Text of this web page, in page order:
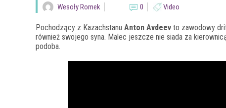
Wesoły Romek 0 Video
Pochodzący z Kazachstanu Anton Avdeev to zawodowy
również swojego syna. Malec jeszcze nie siada za
podoba.